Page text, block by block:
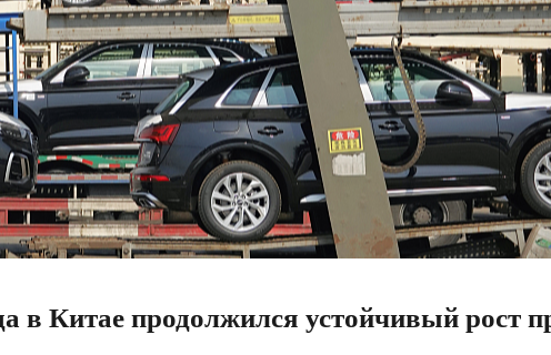
в Китае продолжился устойчивый рост